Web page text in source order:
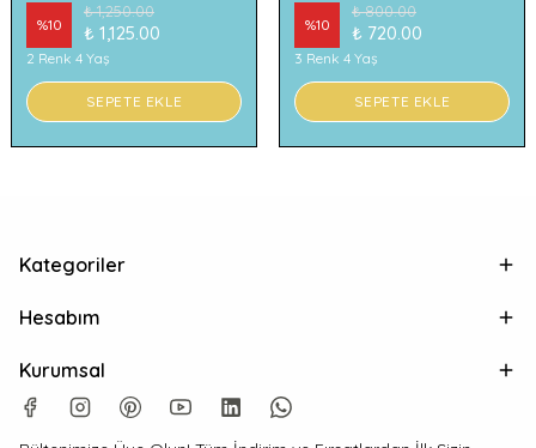
%10
₺ 1,250.00
₺ 1,125.00
2 Renk 4 Yaş
SEPETE EKLE
%10
₺ 800.00
₺ 720.00
3 Renk 4 Yaş
SEPETE EKLE
Kategoriler
Hesabım
Kurumsal